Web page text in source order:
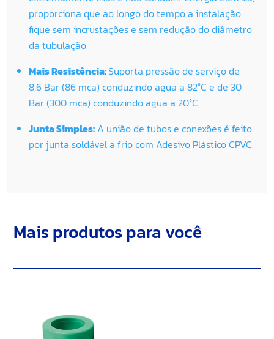
proporciona que ao longo do tempo a instalação
fique sem incrustações e sem redução do diâmetro
da tubulação.
Mais Resistência:Suporta pressão de serviço de
8,6 Bar (86 mca) conduzindo agua a 82°C e de 30
Bar (300 mca) conduzindo agua a 20°C
Junta Simples: A união de tubos e conexões é feito
por junta soldável a frio com Adesivo Plástico CPVC.
Mais produtos para você